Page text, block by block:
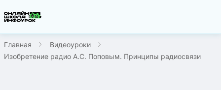
Главная
Видеоуроки
Изобретение радио А.С. Поповым. Принципы радиосвязи